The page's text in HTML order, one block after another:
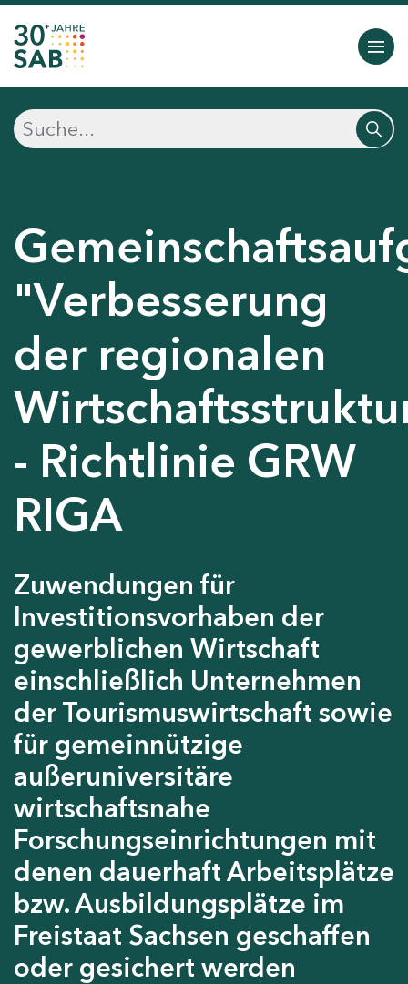
"Verbesserung
der regionalen
- Richtlinie GRW
RIGA
Zuwendungen für
Investitionsvorhaben der
gewerblichen Wirtschaft
einschließlich Unternehmen
der Tourismuswirtschaft sowie
für gemeinnützige
außeruniversitäre
wirtschaftsnahe
Forschungseinrichtungen mit
denen dauerhaft Arbeitsplätze
bzw. Ausbildungsplätze im
Freistaat Sachsen geschaffen
oder gesichert werden